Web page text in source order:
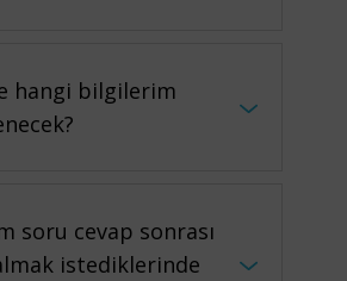
hangi bilgilerim
soru cevap sonrası
istediklerinde